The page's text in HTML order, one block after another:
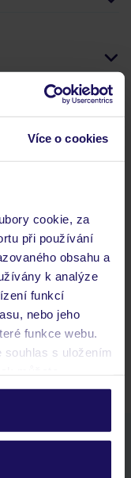
Více o cookies
cookie, za
při používání
obsahu a
k analýze
funkcí
nebo jeho
funkce webu.
souhlas s uložením
naleznete v
TUI